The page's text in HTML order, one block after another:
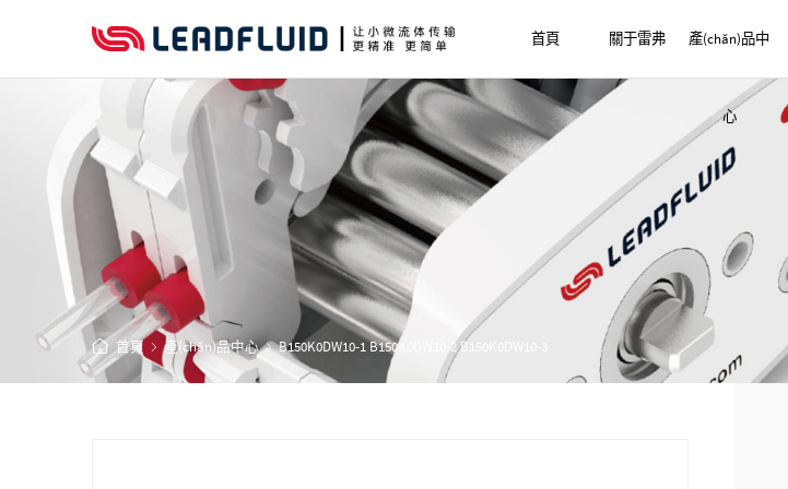
首頁 關于雷弗 產(chǎn)品中
心
首頁 產(chǎn)品中心 B150K0DW10-1 B150K0DW10-2 B150K0DW10-3